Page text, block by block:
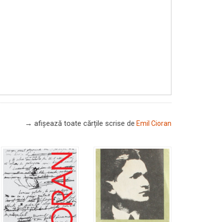
→ afișează toate cărțile scrise de Emil Cioran